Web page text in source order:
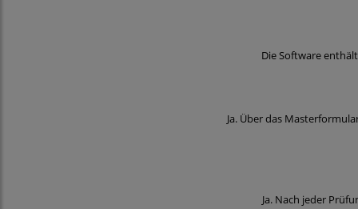
Die Software
Ja. Über das
Ja. Nach jeder